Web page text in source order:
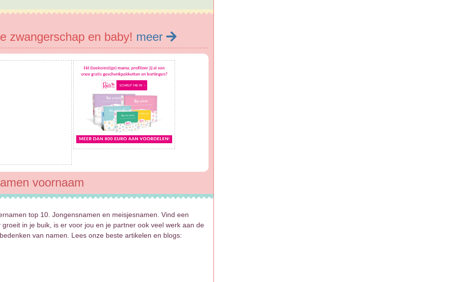
zwangerschap en baby! meer
voornaam
top 10. Jongensnamen en meisjesnamen. Vind een
in je buik, is er voor jou en je partner ook veel werk aan de
van namen. Lees onze beste artikelen en blogs: